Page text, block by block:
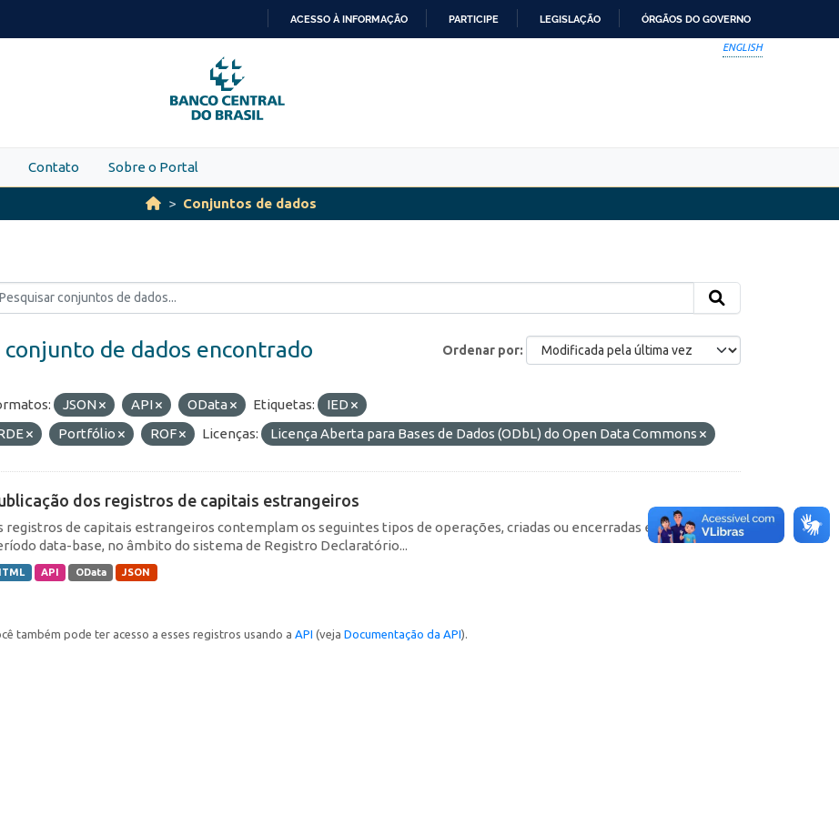
PARA
O
CONTEÚDO
ACESSO À INFORMAÇÃO PARTICIPE LEGISLAÇÃO ÓRGÃOS DO GOVERNO
ENGLISH
Contato Sobre o Portal
Conjuntos de dados
Ordenar por
conjunto de dados encontrado
JSON API OData Etiquetas:
IED
Portfólio ROF Licenças: Licença Aberta para Bases de Dados (ODbL) do Open Data Commons
dos registros de capitais estrangeiros
registros de capitais estrangeiros contemplam os seguintes tipos de operações, criadas ou encerradas em cada
data-base, no âmbito do sistema de Registro Declaratório...
API OData JSON
também pode ter acesso a esses registros usando a API (veja Documentação da API).